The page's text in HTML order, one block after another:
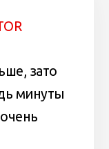
зато
минуты